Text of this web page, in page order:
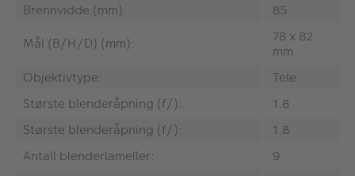
Brennvidde (mm):
85
Mål (B/H/D) (mm):
78 x 82
mm
Objektivtype:
Tele
Største blenderåpning (f/):
1.8
Største blenderåpning (f/):
1.8
Antall blenderlameller:
9